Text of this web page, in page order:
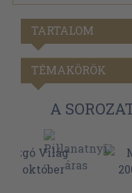
TARTALOM
TÉMAKÖRÖK
A